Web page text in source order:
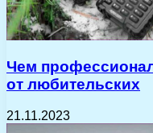
Чем
от любительских
21.11.2023